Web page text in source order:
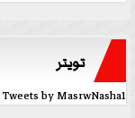
تويتر
Tweets by MasrwNasha1